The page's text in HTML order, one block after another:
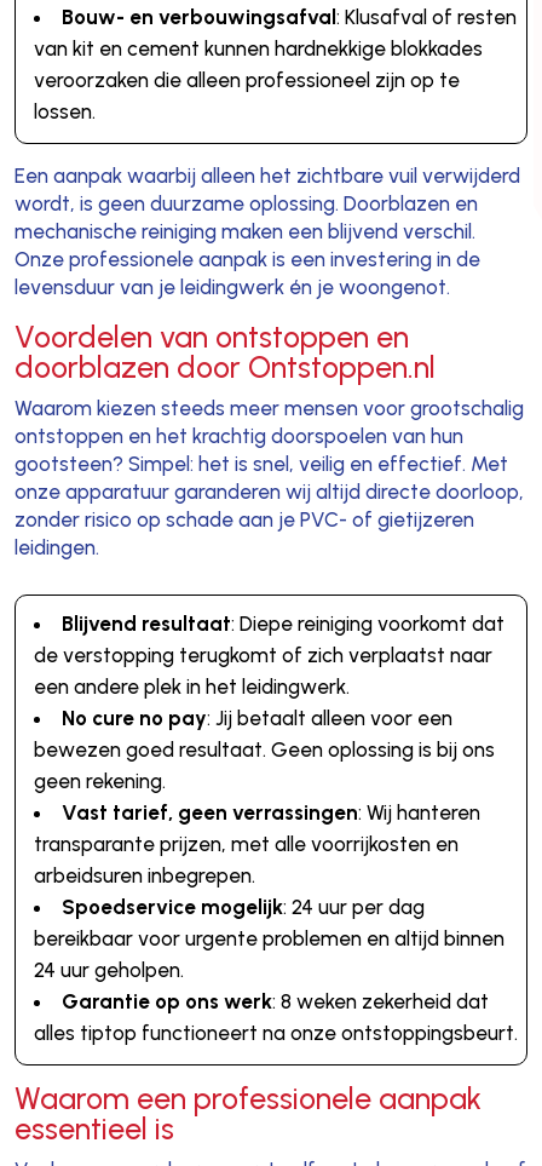
Bouw- en verbouwingsafval : Klusafval of resten
van kit en cement kunnen hardnekkige blokkades
veroorzaken die alleen professioneel zijn op te
lossen.
Een aanpak waarbij alleen het zichtbare vuil verwijderd
wordt, is geen duurzame oplossing. Doorblazen en
mechanische reiniging maken een blijvend verschil.
Onze professionele aanpak is een investering in de
levensduur van je leidingwerk én je woongenot.
Voordelen van ontstoppen en
doorblazen door Ontstoppen.nl
Waarom kiezen steeds meer mensen voor grootschalig
ontstoppen en het krachtig doorspoelen van hun
gootsteen? Simpel: het is snel, veilig en effectief. Met
onze apparatuur garanderen wij altijd directe doorloop,
zonder risico op schade aan je PVC- of gietijzeren
leidingen.
Blijvend resultaat: Diepe reiniging voorkomt dat
de verstopping terugkomt of zich verplaatst naar
een andere plek in het leidingwerk.
No cure no pay: Jij betaalt alleen voor een
bewezen goed resultaat. Geen oplossing is bij ons
geen rekening.
Vast tarief, geen verrassingen: Wij hanteren
transparante prijzen, met alle voorrijkosten en
arbeidsuren inbegrepen.
Spoedservice mogelijk: 24 uur per dag
bereikbaar voor urgente problemen en altijd binnen
24 uur geholpen.
Garantie op ons werk: 8 weken zekerheid dat
alles tiptop functioneert na onze ontstoppingsbeurt.
Waarom een professionele aanpak
essentieel is